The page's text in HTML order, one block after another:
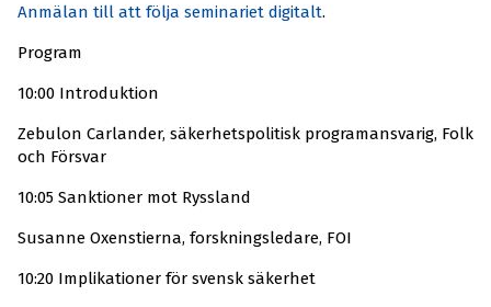
Anmälan till att följa seminariet digitalt.
Program
10:00 Introduktion
Zebulon Carlander, säkerhetspolitisk programansvarig, Folk
och Försvar
10:05 Sanktioner mot Ryssland
Susanne Oxenstierna, forskningsledare, FOI
10:20 Implikationer för svensk säkerhet